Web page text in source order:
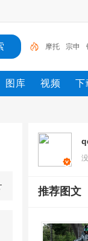
宗申 铃木
XGP 摩托车
图库 视频 下
推荐图文